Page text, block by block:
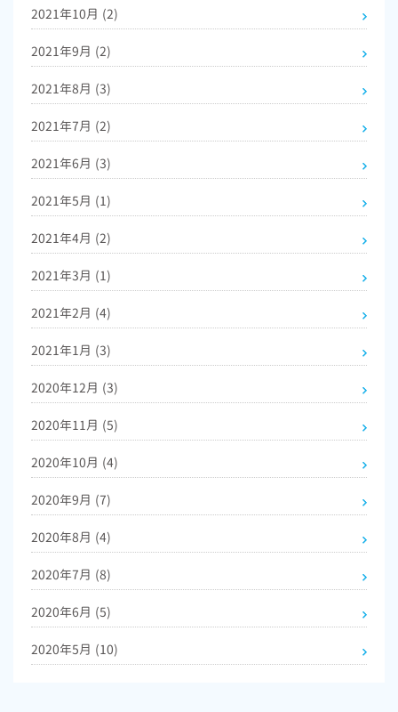
2021年10月 (2)
2021年9月 (2)
2021年8月 (3)
2021年7月 (2)
2021年6月 (3)
2021年5月 (1)
2021年4月 (2)
2021年3月 (1)
2021年2月 (4)
2021年1月 (3)
2020年12月 (3)
2020年11月 (5)
2020年10月 (4)
2020年9月 (7)
2020年8月 (4)
2020年7月 (8)
2020年6月 (5)
2020年5月 (10)